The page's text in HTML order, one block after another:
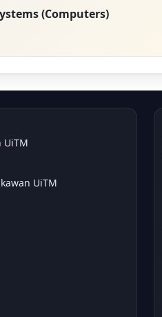
(Computers)
UiTM
UiTM